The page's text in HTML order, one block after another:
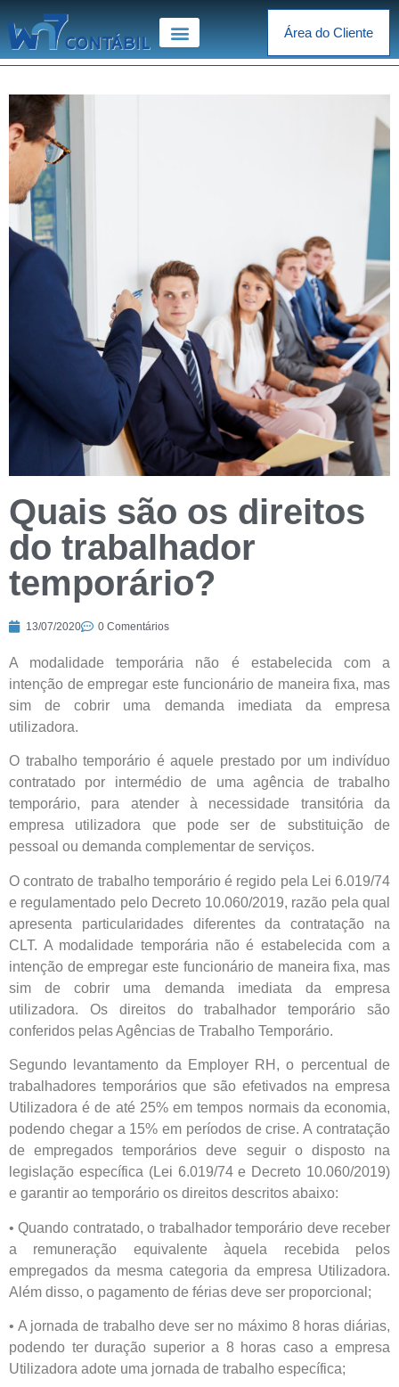
Área do Cliente
Quais são os direitos
do trabalhador
temporário?
13/07/2020 0 Comentários
A modalidade temporária não é estabelecida com a
intenção de empregar este funcionário de maneira fixa, mas
sim de cobrir uma demanda imediata da empresa
utilizadora.
O trabalho temporário é aquele prestado por um indivíduo
contratado por intermédio de uma agência de trabalho
temporário, para atender à necessidade transitória da
empresa utilizadora que pode ser de substituição de
pessoal ou demanda complementar de serviços.
O contrato de trabalho temporário é regido pela Lei 6.019/74
e regulamentado pelo Decreto 10.060/2019, razão pela qual
apresenta particularidades diferentes da contratação na
CLT. A modalidade temporária não é estabelecida com a
intenção de empregar este funcionário de maneira fixa, mas
sim de cobrir uma demanda imediata da empresa
utilizadora. Os direitos do trabalhador temporário são
conferidos pelas Agências de Trabalho Temporário.
Segundo levantamento da Employer RH, o percentual de
trabalhadores temporários que são efetivados na empresa
Utilizadora é de até 25% em tempos normais da economia,
podendo chegar a 15% em períodos de crise. A contratação
de empregados temporários deve seguir o disposto na
legislação específica (Lei 6.019/74 e Decreto 10.060/2019)
e garantir ao temporário os direitos descritos abaixo:
• Quando contratado, o trabalhador temporário deve receber
a remuneração equivalente àquela recebida pelos
empregados da mesma categoria da empresa Utilizadora.
Além disso, o pagamento de férias deve ser proporcional;
• A jornada de trabalho deve ser no máximo 8 horas diárias,
podendo ter duração superior a 8 horas caso a empresa
Utilizadora adote uma jornada de trabalho específica;